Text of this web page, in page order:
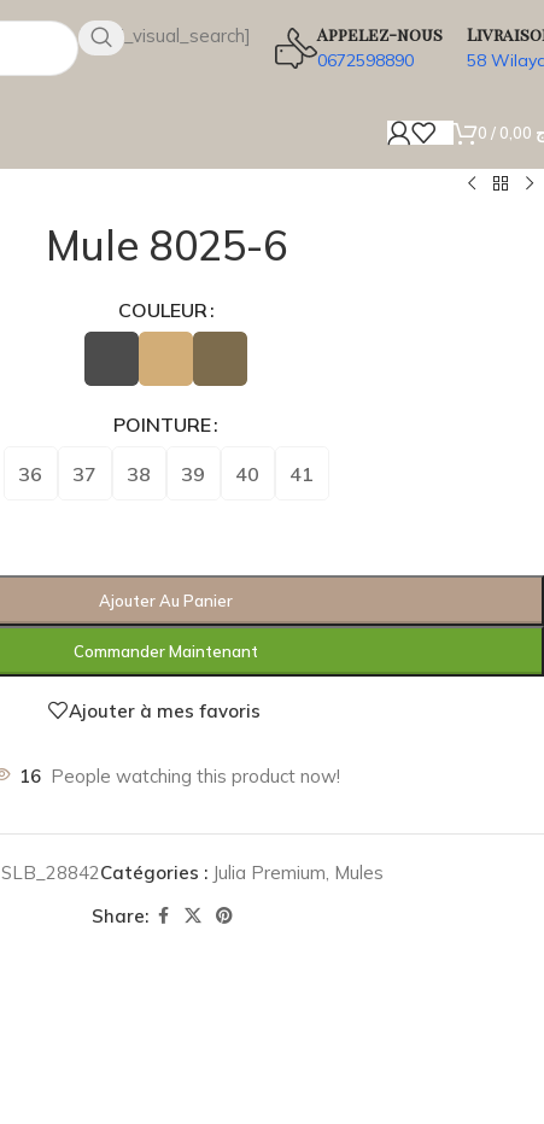
[wsbi_visual_search] Appelez-nous
0672598890 58
0 /
Mule 8025-6
COULEUR
POINTURE
36 37 38 39 40 41
Ajouter Au Panier
Commander Maintenant
Ajouter à mes favoris
16 People watching this product now!
SLB_28842Catégories : Julia Premium, Mules
Share: